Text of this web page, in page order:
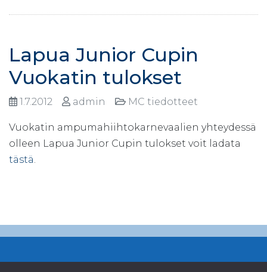
Lapua Junior Cupin
Vuokatin tulokset
1.7.2012 admin MC tiedotteet
Vuokatin ampumahiihtokarnevaalien yhteydessä
olleen Lapua Junior Cupin tulokset voit ladata
tästä